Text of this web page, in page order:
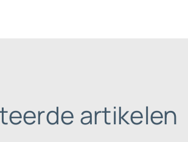
artikelen